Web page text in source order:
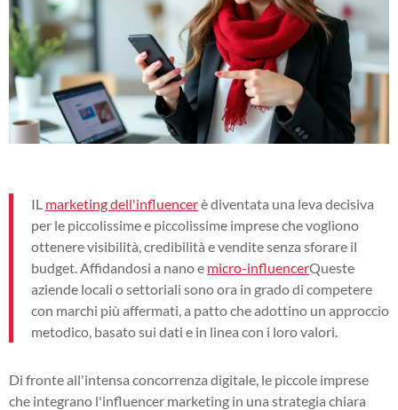
IL marketing dell'influencerè diventata una leva decisiva
per le piccolissime e piccolissime imprese che vogliono
ottenere visibilità, credibilità e vendite senza sforare il
budget. Affidandosi a nano e micro-influencerQueste
aziende locali o settoriali sono ora in grado di competere
con marchi più affermati, a patto che adottino un approccio
metodico, basato sui dati e in linea con i loro valori.
Di fronte all'intensa concorrenza digitale, le piccole imprese
che integrano l'influencer marketing in una strategia chiara